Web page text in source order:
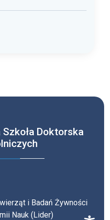
Doktorska
i Badań Żywności
Nauk (Lider)